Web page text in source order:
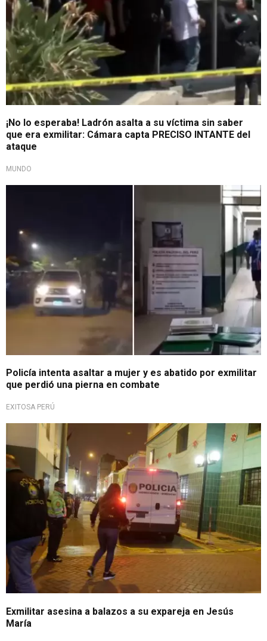
¡No lo esperaba! Ladrón asalta a su víctima sin saber
que era exmilitar: Cámara capta PRECISO INTANTE del
ataque
MUNDO
Policía intenta asaltar a mujer y es abatido por exmilitar
que perdió una pierna en combate
EXITOSA PERÚ
Exmilitar asesina a balazos a su expareja en Jesús
María